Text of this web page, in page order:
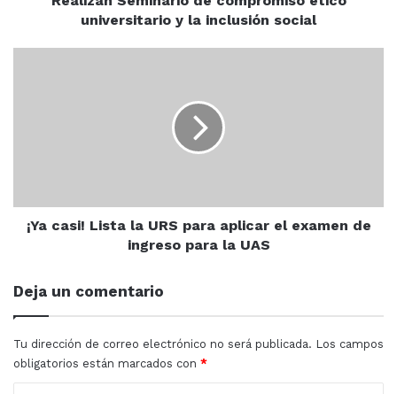
Secretaría de Seguridad Pública Municipal tengan la
Presa Picachos protección civil
universitario y la inclusión social
examen
UAS
¡Ya casi! Lista la URS para aplicar el examen de
ingreso para la UAS
Deja un comentario
Tu dirección de correo electrónico no será publicada. Los campos
obligatorios están marcados con *